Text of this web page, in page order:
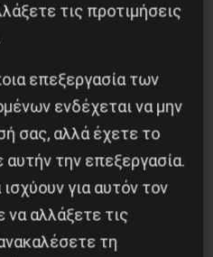
στο Παρίσι ο
τις προτιμήσεις
επεξεργασία των
ενδέχεται να μην
σας, αλλά έχετε το
αυτήν την επεξεργασία.
για αυτόν τον
να αλλάξετε τις
τη